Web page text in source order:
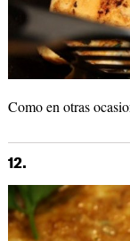
Como en otras
12.